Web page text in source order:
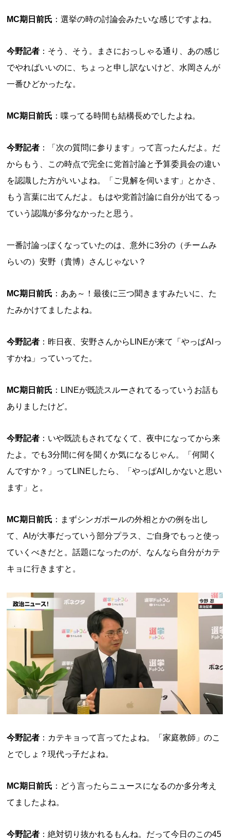
MC期日前氏 ：選挙の時の討論会みたいな感じですよね。
今野記者 ：そう、そう。まさにおっしゃる通り、あの感じ
でやればいいのに、ちょっと申し訳ないけど、水岡さんが
一番ひどかったな。
MC期日前氏 ：喋ってる時間も結構長めでしたよね。
今野記者 ：「次の質問に参ります」って言ったんだよ。だ
からもう、この時点で完全に党首討論と予算委員会の違い
を認識した方がいいよね。「ご見解を伺います」とかさ、
もう言葉に出てんだよ。もはや党首討論に自分が出てるっ
ていう認識が多分なかったと思う。
一番討論っぽくなっていたのは、意外に3分の（チームみ
らいの）安野（貴博）さんじゃない？
MC期日前氏 ：ああ～！最後に三つ聞きますみたいに、た
たみかけてましたよね。
今野記者 ：昨日夜、安野さんからLINEが来て「やっぱAIっ
すかね」っていってた。
MC期日前氏 ：LINEが既読スルーされてるっていうお話も
ありましたけど。
今野記者 ：いや既読もされてなくて、夜中になってから来
たよ。でも3分間に何を聞くか気になるじゃん。「何聞く
んですか？」ってLINEしたら、「やっぱAIしかないと思い
ます」と。
MC期日前氏 ：まずシンガポールの外相とかの例を出し
て、AIが大事だっていう部分プラス、ご自身でもっと使っ
ていくべきだと。話題になったのが、なんなら自分がカテ
キョに行きますと。
今野記者 ：カテキョって言ってたよね。「家庭教師」のこ
とでしょ？現代っ子だよね。
MC期日前氏 ：どう言ったらニュースになるのか多分考え
てましたよね。
今野記者 ：絶対切り抜かれるもんね。だって今日のこの45